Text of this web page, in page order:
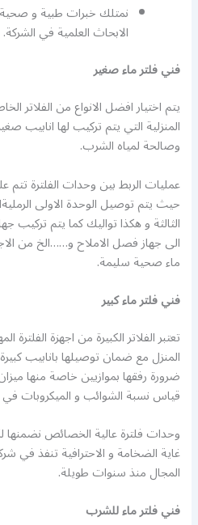
نمتلك خبرات طبية و
الابحاث العلمية في الشركة.
فني فلتر ماء صغير
يتم اختيار افضل الانواع من الفلاتر
المنزلية التي يتم تركيب لها انابيب
وصالحة لمياه الشرب.
عمليات الربط بين وحدات الفلترة
حيث يتم توصيل الوحدة الاولى
الثالثة و هكذا تواليك كما يتم تركيب
الى جهاز فصل الاملاح و……الخ من
ماء صحية سليمة.
فنيفلتر ماء كبير
تعتبر الفلاتر الكبيرة من اجهزة
المنزل مع ضمان توصيلها بانابيب
ضرورة رفقها بموازيين خاصة منها
قياس نسبة الشوائب و الميكروبات في
وحدات فلترة عالية الخصائص نضمنها
غاية الضخامة و الاحترافية تنفذ في
المجال منذ سنوات طويلة.
فني فلتر ماء للشرب